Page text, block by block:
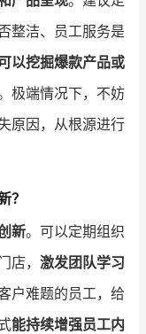
整洁、员工服务是
以挖掘爆款产品或
极端情况下，不妨
原因，从根源进行
？
新。可以定期组织
店， 激发团队学习
户难题的员工，给
能持续增强员工内